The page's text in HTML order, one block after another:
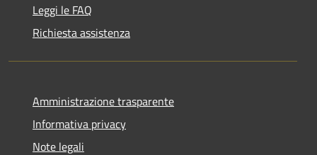
Leggi le FAQ
Richiesta assistenza
Amministrazione trasparente
Informativa privacy
Note legali